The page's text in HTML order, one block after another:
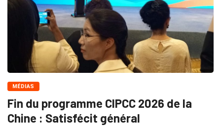
MÉDIAS
Fin du programme CIPCC 2026 de la
Chine : Satisfécit général